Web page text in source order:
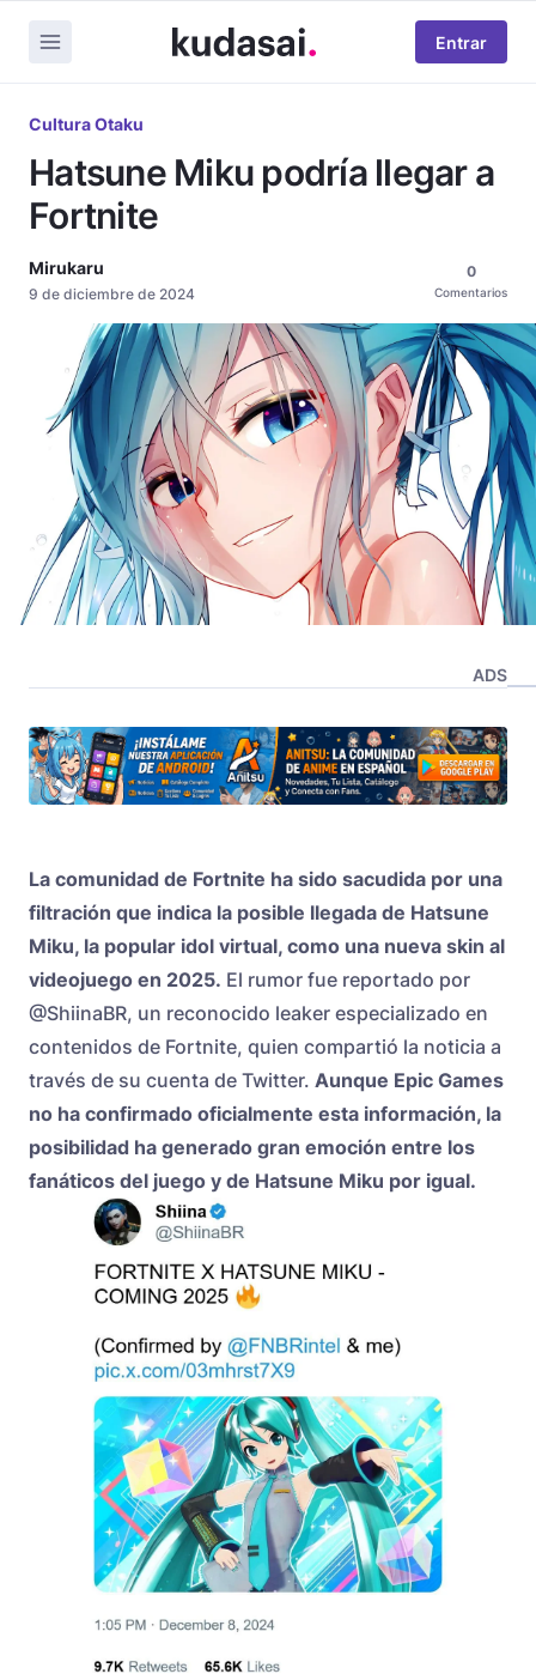
Entrar
Cultura Otaku
Hatsune Miku podría llegar a
Fortnite
Mirukaru
9 de diciembre de 2024
0
Comentarios
ADS
La comunidad de Fortnite ha sido sacudida por una
filtración que indica la posible llegada de Hatsune
Miku, la popular idol virtual, como una nueva skin al
videojuego en 2025. El rumor fue reportado por
@ShiinaBR, un reconocido leaker especializado en
contenidos de Fortnite, quien compartió la noticia a
través de su cuenta de Twitter. Aunque Epic Games
no ha confirmado oficialmente esta información, la
posibilidad ha generado gran emoción entre los
fanáticos del juego y de Hatsune Miku por igual.